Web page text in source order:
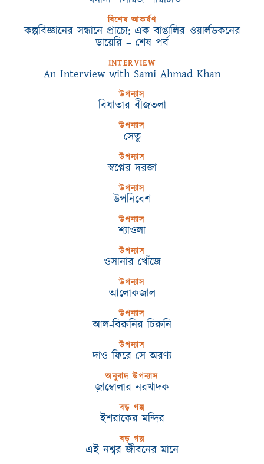
বিশেষ আকর্ষণ
কল্পবিজ্ঞানের সন্ধানে প্রাচ্যে: এক বাঙালির ওয়ার্লডকনের
ডায়েরি – শেষ পর্ব
INTERVIEW
An Interview with Sami Ahmad Khan
উপন্যাস
বিধাতার বীজতলা
উপন্যাস
সেতু
উপন্যাস
স্বপ্নের দরজা
উপন্যাস
উপনিবেশ
উপন্যাস
শ্যাওলা
উপন্যাস
ওসানার খোঁজে
উপন্যাস
আলোকজাল
উপন্যাস
আল-বিরুনির চিরুনি
উপন্যাস
দাও ফিরে সে অরণ্য
অনুবাদ উপন্যাস
জ়াম্বোলার নরখাদক
বড় গল্প
ইশরাকের মন্দির
বড় গল্প
এই নশ্বর জীবনের মানে